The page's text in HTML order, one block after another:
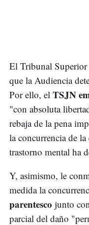
El Tribunal Superior
que la Audiencia
Por ello, el TSJN
"con absoluta
rebaja de la pena
la concurrencia de
trastorno mental ha
Y, asimismo, le
medida la
parentesco junto
parcial del daño